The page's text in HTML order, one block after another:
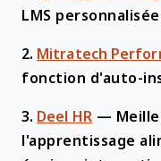
LMS
2. Mitratech
fonction d'auto-
3. Deel HR —
l'apprentissage